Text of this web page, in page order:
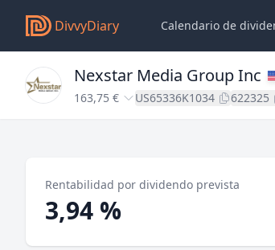
DivvyDiary Calendario de
Nexstar Media Group Inc
163,75 € US65336K1034 622325
Rentabilidad por dividendo prevista
3,94 %